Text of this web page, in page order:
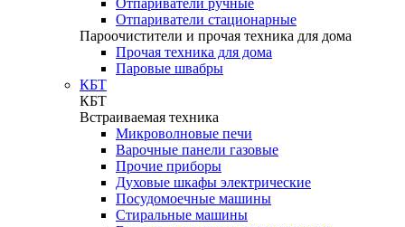
Отпариватели ручные
Отпариватели стационарные
Пароочистители и прочая техника для дома
Прочая техника для дома
Паровые швабры
КБТ
КБТ
Встраиваемая техника
Микроволновые печи
Варочные панели газовые
Прочие приборы
Духовые шкафы электрические
Посудомоечные машины
Стиральные машины